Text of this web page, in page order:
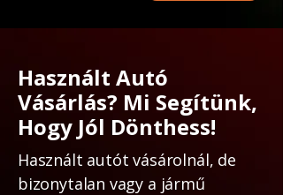
Használt Autó
Vásárlás? Mi Segítünk,
Hogy Jól Dönthess!
Használt autót vásárolnál, de
bizonytalan vagy a jármű